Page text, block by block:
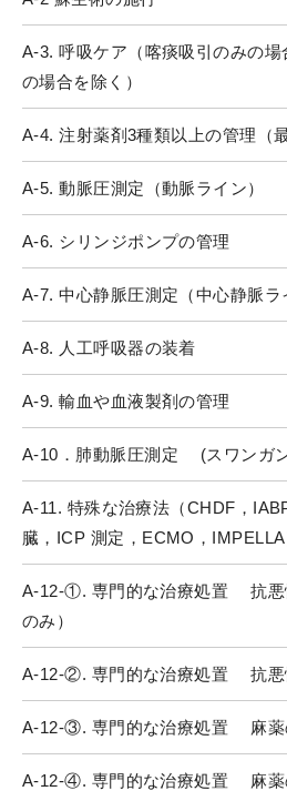
A-3. 呼吸ケア（喀痰吸引のみの
の場合を除く）
A-4. 注射薬剤3種類以上の管理（
A-5. 動脈圧測定（動脈ライン）
A-6. シリンジポンプの管理
A-7. 中心静脈圧測定（中心静脈ラ
A-8. 人工呼吸器の装着
A-9. 輸血や血液製剤の管理
A-10．肺動脈圧測定 (スワンガ
A-11. 特殊な治療法（CHDF，
臓，ICP 測定，ECMO，IMPELLA
A-12-①. 専門的な治療処置 抗悪
のみ）
A-12-②. 専門的な治療処置 抗悪
A-12-③. 専門的な治療処置 麻薬
A-12-④. 専門的な治療処置 麻薬